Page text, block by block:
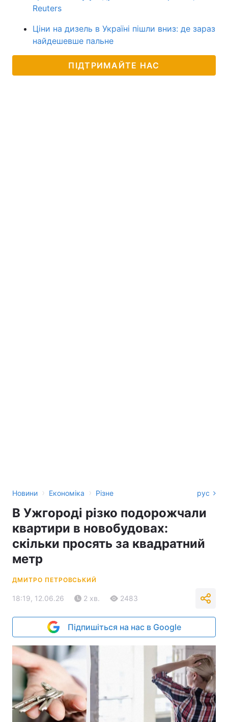
Reuters
Ціни на дизель в Україні пішли вниз: де зараз
найдешевше пальне
ПІДТРИМАЙТЕ НАС
Новини › Економіка › Різне рус
В Ужгороді різко подорожчали
квартири в новобудовах:
скільки просять за квадратний
метр
ДМИТРО ПЕТРОВСЬКИЙ
18:19, 12.06.26 2 хв. 2483
Підпишіться на нас в Google